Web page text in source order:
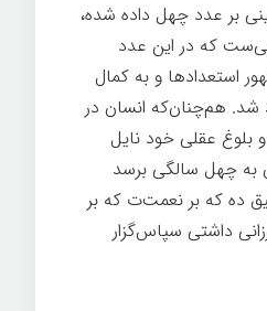
بر عدد چهل داده شده،
که در این عدد
استعدادها و به کمال
شد. هم‌چنان‌که انسان در
عقلی خود نایل
چهل سالگی برسد
ده که بر نعمت‌ت که بر
داشتى سپاس‌گزار